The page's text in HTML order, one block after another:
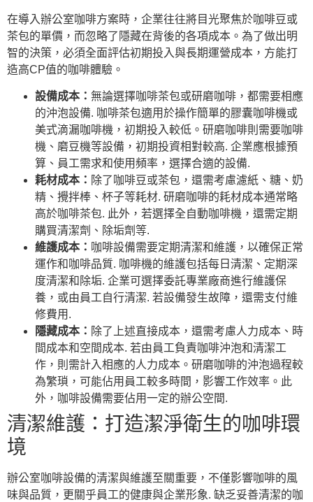
在導入辦公室咖啡方案時，企業往往將目光聚焦於咖啡豆或
茶包的單價，而忽略了隱藏在背後的各項成本。為了做出明
智的決策，必須全面評估初期投入與長期運營成本，方能打
造高CP值的咖啡體驗。
設備成本： 無論選擇咖啡茶包或研磨咖啡，都需要相應
的沖泡設備. 咖啡茶包適用於操作簡單的膠囊咖啡機或
美式滴漏咖啡機，初期投入較低。研磨咖啡則需要咖啡
機、磨豆機等設備，初期投資相對較高. 企業應根據預
算、員工需求和使用頻率，選擇合適的設備.
耗材成本： 除了咖啡豆或茶包，還需考慮濾紙、糖、奶
精、攪拌棒、杯子等耗材. 研磨咖啡的耗材成本通常略
高於咖啡茶包. 此外，若選擇全自動咖啡機，還需定期
購買清潔劑、除垢劑等.
維護成本： 咖啡設備需要定期清潔和維護，以確保正常
運作和咖啡品質. 咖啡機的維護包括每日清潔、定期深
度清潔和除垢. 企業可選擇委託專業廠商進行維護保
養，或由員工自行清潔. 若設備發生故障，還需支付維
修費用.
隱藏成本： 除了上述直接成本，還需考慮人力成本、時
間成本和空間成本. 若由員工負責咖啡沖泡和清潔工
作，則需計入相應的人力成本。研磨咖啡的沖泡過程較
為繁瑣，可能佔用員工較多時間，影響工作效率。此
外，咖啡設備需要佔用一定的辦公空間.
清潔維護：打造潔淨衛生的咖啡環
境
辦公室咖啡設備的清潔與維護至關重要，不僅影響咖啡的風
味與品質，更關乎員工的健康與企業形象. 缺乏妥善清潔的咖